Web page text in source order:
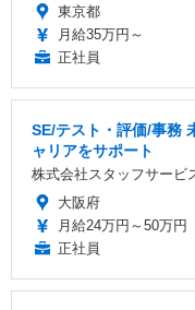
東京都
月給35万円～
正社員
SE/テスト・評価/事務
ャリアをサポート
株式会社スタッフサービ
大阪府
月給24万円～50万円
正社員